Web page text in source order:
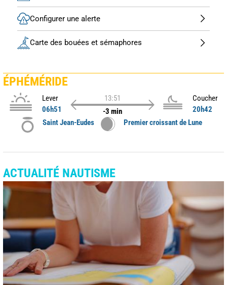
Configurer une alerte
Carte des bouées et sémaphores
ÉPHÉMÉRIDE
Lever
06h51
13:51
-3 min
Coucher
20h42
Saint Jean-Eudes
Premier croissant de Lune
ACTUALITÉ NAUTISME